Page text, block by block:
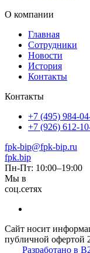
О компании
Главная
Сотрудники
Новости
История
Контакты
Контакты
+7 (495) 984-
+7 (926) 612-
fpk-bip@fpk-bip.ru
fpk.bip
Пн-Пт: 10:00–19:00
Мы в
соц.сетях
Сайт носит
публичной
Разработано в